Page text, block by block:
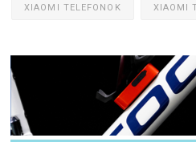
XIAOMI TELEFONOK XIAOMI